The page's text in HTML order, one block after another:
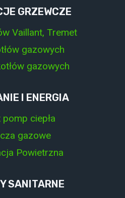
GRZEWCZE
Vaillant, Tremet
gazowych
gazowych
I ENERGIA
ciepła
gazowe
Powietrzna
SANITARNE